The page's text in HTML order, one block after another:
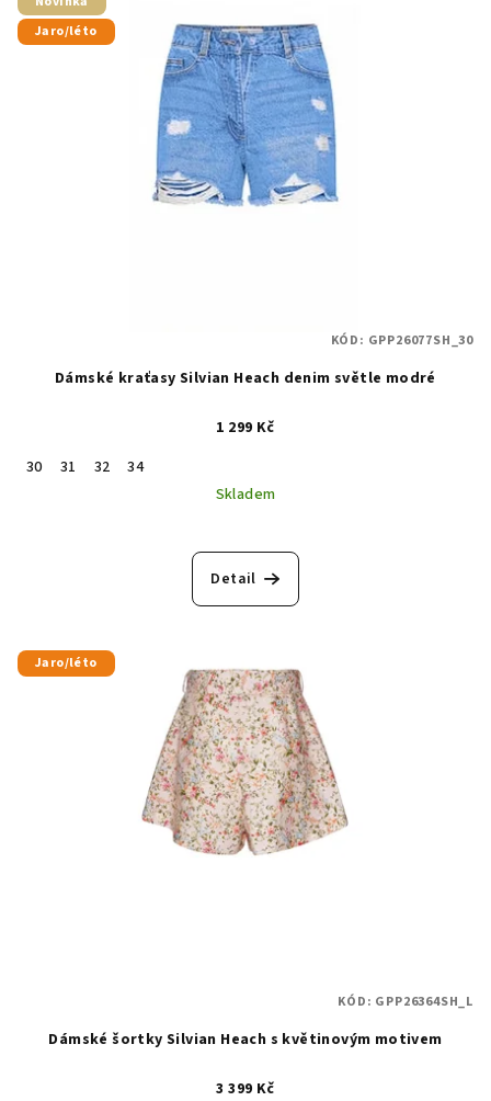
Jaro/léto
Dámské kraťasy Silvian Heach denim světle modré
1 299 Kč
30
31 32
34
Skladem
Detail
KÓD: GPP26077SH_30
Jaro/léto
Dámské šortky Silvian Heach s květinovým motivem
3 399 Kč
KÓD: GPP26364SH_L